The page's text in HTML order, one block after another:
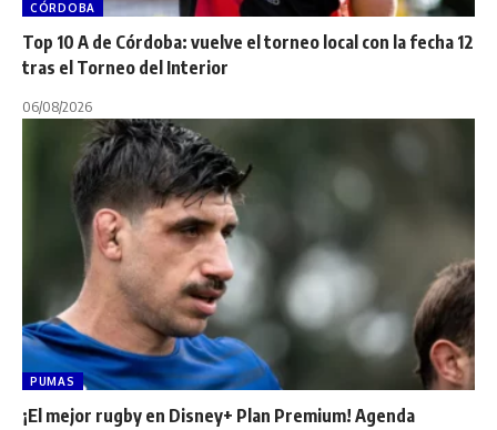
CÓRDOBA
Top 10 A de Córdoba: vuelve el torneo local con la fecha 12
tras el Torneo del Interior
06/08/2026
PUMAS
¡El mejor rugby en Disney+ Plan Premium! Agenda